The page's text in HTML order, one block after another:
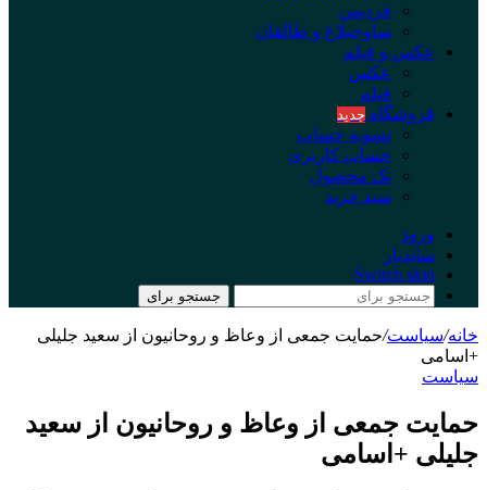
فردیس
ساوجبلاغ و طالقان
عکس و فیلم
عکس
فیلم
فروشگاه جدید
تسویه حساب
حساب کاربری
تک محصول
سبد خرید
ورود
سایدبار
Switch skin
جستجو برای
خانه/سیاست/حمایت جمعی از وعاظ و روحانیون از سعید جلیلی
+اسامی
سیاست
حمایت جمعی از وعاظ و روحانیون از سعید
جلیلی +اسامی